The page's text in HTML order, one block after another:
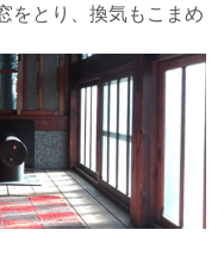
をとり、換気もこまめ